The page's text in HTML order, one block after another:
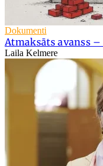
Dokumenti
Atmaksāts avanss
Laila Kelmere